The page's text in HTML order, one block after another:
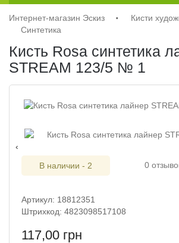
Интернет-магазин Эскиз
Кисти
Синтетика
Кисть Rosa синтетика
STREAM 123/5 № 1
‹
В наличии - 2
0
Артикул: 18812351
Штрихкод: 4823098517108
117,00 грн